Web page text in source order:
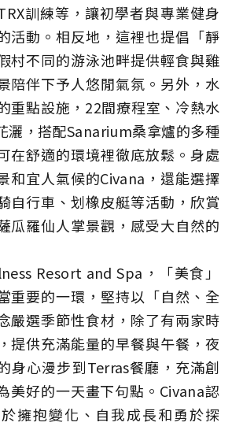
訓練等，讓初學者與專業健身
活動。相反地，這裡也提倡「靜
村不同的游泳池畔提供輕食與雞
陪伴下予人悠閒氣氛。另外，水
重點設施，22間療程室、冷熱水
灑，搭配Sanarium桑拿爐的多種
在舒適的環境裡徹底放鬆。身處
和宜人氣候的Civana，還能選擇
自行車、划橡皮艇等活動，欣賞
瓜羅仙人掌景觀，感受大自然的
Resort and Spa，「美食」
重要的一環，堅持以「自然、全
嚴選季節性食材，除了有兩家時
提供充滿能量的早餐與午餐，夜
身心漫步到Terras餐廳，充滿創
美好的一天畫下句點。Civana認
擁抱變化、自我成長和勇於探